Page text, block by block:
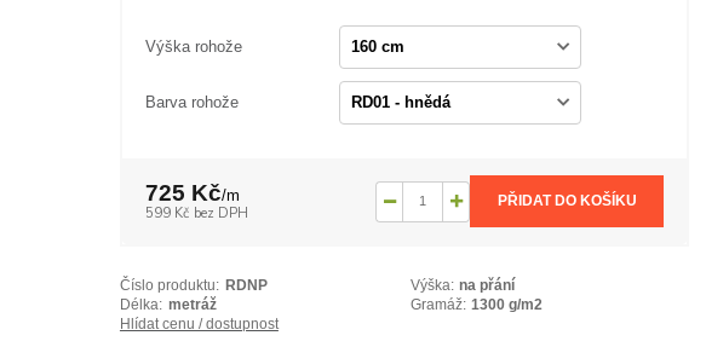
Výška rohože
Barva rohože
725 Kč/m
599 Kč bez DPH
PŘIDAT DO KOŠÍKU
Číslo produktu: RDNP Výška: na přání
Délka: metráž Gramáž: 1300 g/m2
Hlídat cenu / dostupnost